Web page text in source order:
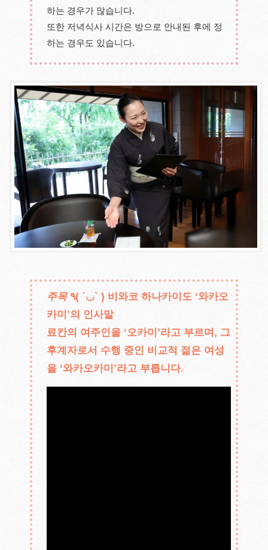
하는 경우가 많습니다.
또한 저녁식사 시간은 방으로 안내된 후에 정
하는 경우도 있습니다.
주목 ٩( ´◡` ) 비와코 하나카이도 ‘와카오
카미’의 인사말
료칸의 여주인을 ‘오카미’라고 부르며, 그
후계자로서 수행 중인 비교적 젊은 여성
을 ‘와카오카미’라고 부릅니다.